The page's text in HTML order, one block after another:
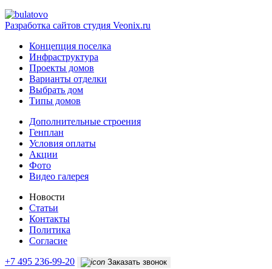
Разработка сайтов студия Veonix.ru
Концепция поселка
Инфраструктура
Проекты домов
Варианты отделки
Выбрать дом
Типы домов
Дополнительные строения
Генплан
Условия оплаты
Акции
Фото
Видео галерея
Новости
Статьи
Контакты
Политика
Согласие
+7 495 236-99-20
Заказать звонок